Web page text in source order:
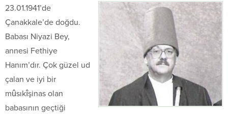
23.01.1941’de
Çanakkale’de doğdu.
Babası Niyazi Bey,
annesi Fethiye
Hanım’dır. Çok güzel ud
çalan ve iyi bir
mûsıkîşinas olan
babasının geçtiği